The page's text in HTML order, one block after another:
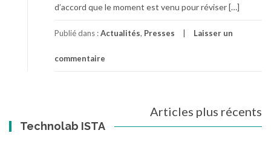
d’accord que le moment est venu pour réviser […]
Publié dans :Actualités, Presses Laisser un
commentaire
Navigation
des
Articles plus récents
Technolab ISTA